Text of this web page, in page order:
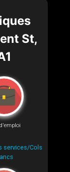
St,
services/Cols